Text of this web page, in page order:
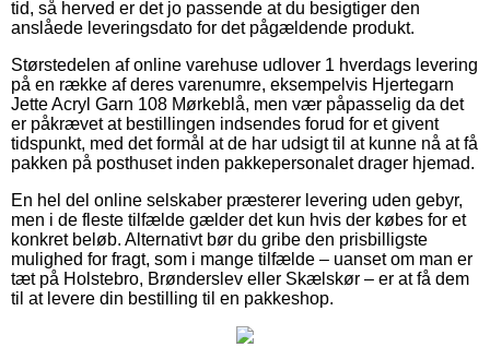
tid, så herved er det jo passende at du besigtiger den
anslåede leveringsdato for det pågældende produkt.
Størstedelen af online varehuse udlover 1 hverdags levering
på en række af deres varenumre, eksempelvis Hjertegarn
Jette Acryl Garn 108 Mørkeblå, men vær påpasselig da det
er påkrævet at bestillingen indsendes forud for et givent
tidspunkt, med det formål at de har udsigt til at kunne nå at få
pakken på posthuset inden pakkepersonalet drager hjemad.
En hel del online selskaber præsterer levering uden gebyr,
men i de fleste tilfælde gælder det kun hvis der købes for et
konkret beløb. Alternativt bør du gribe den prisbilligste
mulighed for fragt, som i mange tilfælde – uanset om man er
tæt på Holstebro, Brønderslev eller Skælskør – er at få dem
til at levere din bestilling til en pakkeshop.